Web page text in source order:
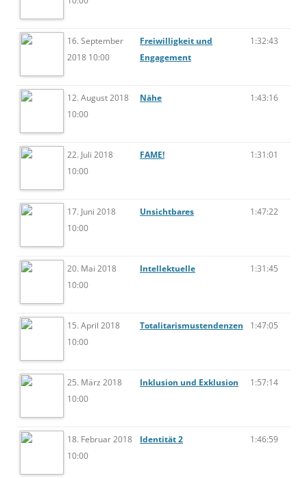
16. September
2018 10:00
Freiwilligkeit und
Engagement
1:32:43
12. August 2018
10:00
Nähe 1:43:16
22. Juli 2018
10:00
FAME! 1:31:01
17. Juni 2018
10:00
Unsichtbares 1:47:22
20. Mai 2018
10:00
Intellektuelle 1:31:45
15. April 2018
10:00
Totalitarismustendenzen 1:47:05
25. März 2018
10:00
Inklusion und Exklusion 1:57:14
18. Februar 2018
10:00
Identität 2 1:46:59